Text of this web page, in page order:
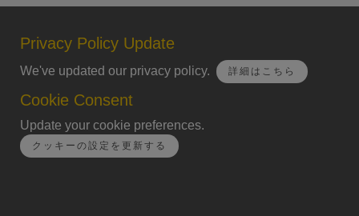
Privacy Policy Update
We've updated our privacy policy. 詳細はこちら
Cookie Consent
Update your cookie preferences.
クッキーの設定を更新する